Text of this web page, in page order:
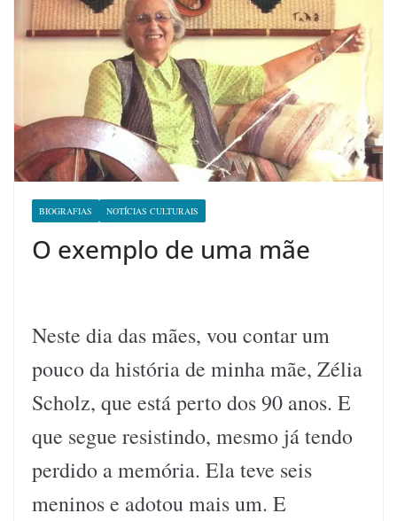
BIOGRAFIAS NOTÍCIAS CULTURAIS
O exemplo de uma mãe
Neste dia das mães, vou contar um
pouco da história de minha mãe, Zélia
Scholz, que está perto dos 90 anos. E
que segue resistindo, mesmo já tendo
perdido a memória. Ela teve seis
meninos e adotou mais um. E